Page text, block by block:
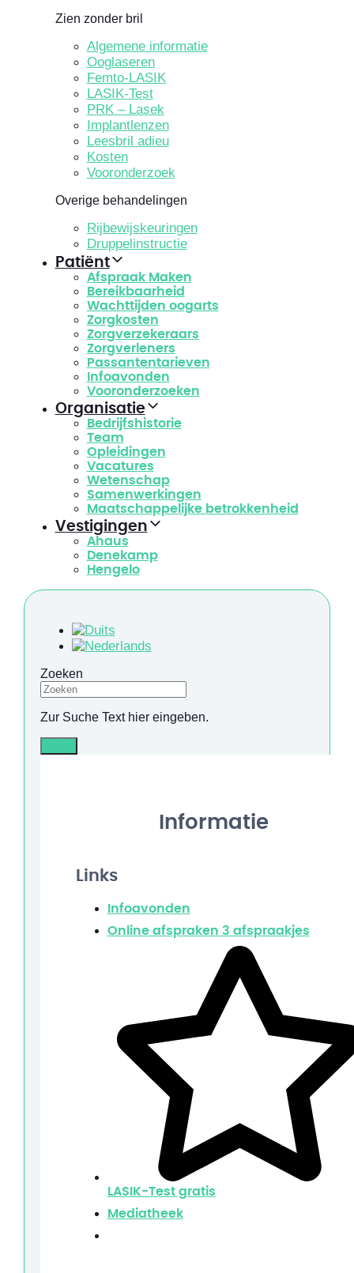
Zien zonder bril
Algemene informatie
Ooglaseren
Femto-LASIK
LASIK-Test
PRK – Lasek
Implantlenzen
Leesbril adieu
Kosten
Vooronderzoek
Overige behandelingen
Rijbewijskeuringen
Druppelinstructie
Patiënt
Afspraak Maken
Bereikbaarheid
Wachttijden oogarts
Zorgkosten
Zorgverzekeraars
Zorgverleners
Passantentarieven
Infoavonden
Vooronderzoeken
Organisatie
Bedrijfshistorie
Team
Opleidingen
Vacatures
Wetenschap
Samenwerkingen
Maatschappelijke betrokkenheid
Vestigingen
Ahaus
Denekamp
Hengelo
Zoeken
Zur Suche Text hier eingeben.
Informatie
Links
Infoavonden
Online afspraken 3 afspraakjes
LASIK-Test gratis
Mediatheek